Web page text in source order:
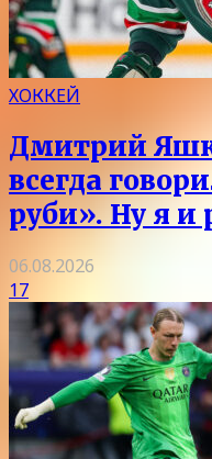
ХОККЕЙ
Дмитрий
всегда
руби». Ну я и
06.08.2026
17